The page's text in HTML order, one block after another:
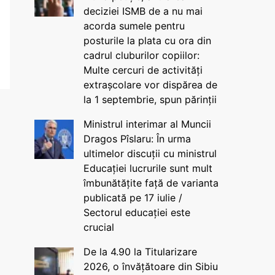
deciziei ISMB de a nu mai
acorda sumele pentru
posturile la plata cu ora din
cadrul cluburilor copiilor:
Multe cercuri de activități
extrașcolare vor dispărea de
la 1 septembrie, spun părinții
Ministrul interimar al Muncii
Dragos Pîslaru: În urma
ultimelor discuții cu ministrul
Educației lucrurile sunt mult
îmbunătățite față de varianta
publicată pe 17 iulie /
Sectorul educației este
crucial
De la 4.90 la Titularizare
2026, o învățătoare din Sibiu